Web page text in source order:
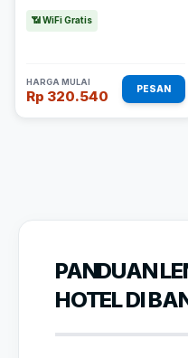
📶 WiFi Gratis
HARGA MULAI
Rp 320.540 PESAN
PANDUAN
HOTEL DI